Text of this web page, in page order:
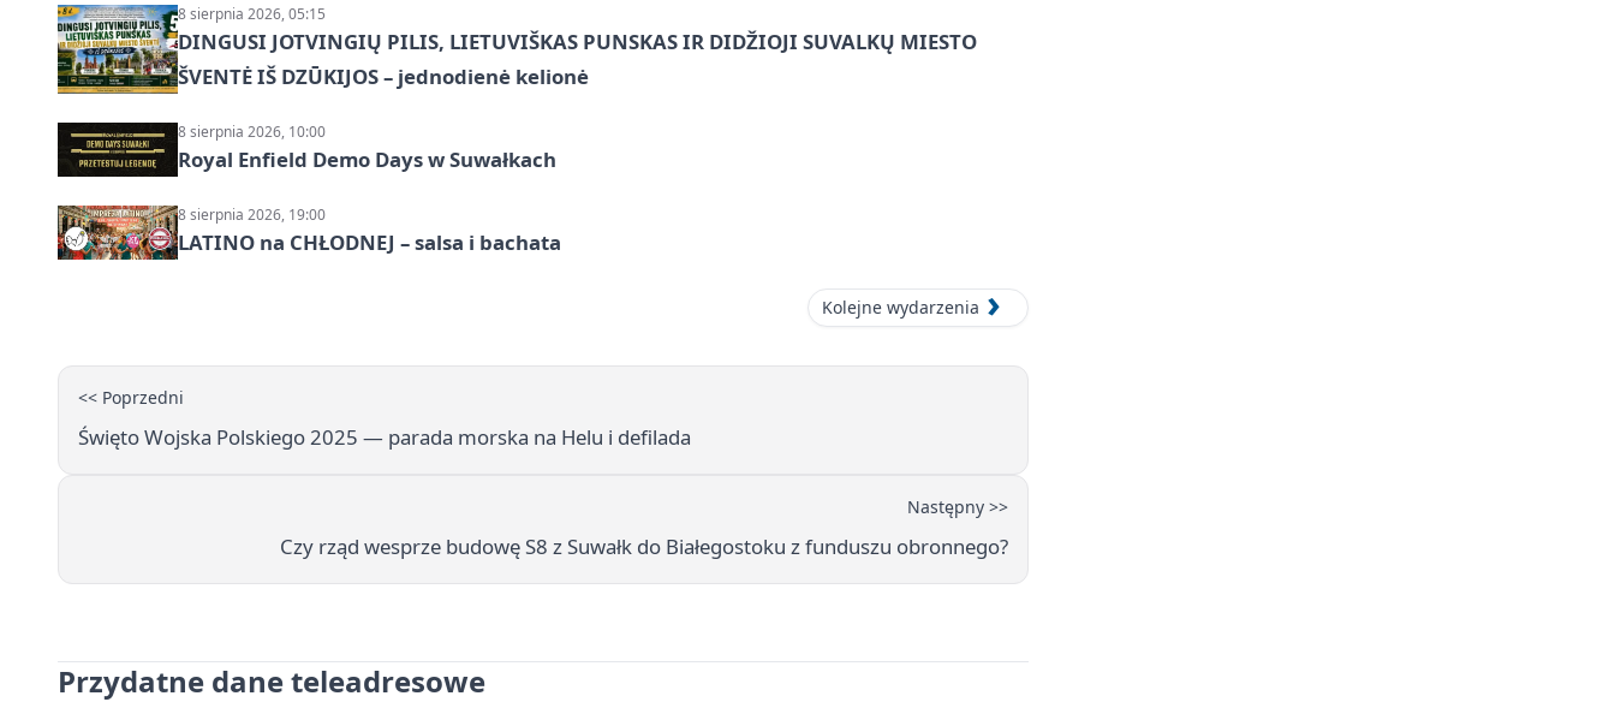
8 sierpnia 2026, 05:15
DINGUSI JOTVINGIŲ PILIS, LIETUVIŠKAS PUNSKAS IR DIDŽIOJI SUVALKŲ MIESTO
ŠVENTĖ IŠ DZŪKIJOS – jednodienė kelionė
8 sierpnia 2026, 10:00
Royal Enfield Demo Days w Suwałkach
8 sierpnia 2026, 19:00
LATINO na CHŁODNEJ – salsa i bachata
Kolejne wydarzenia
<< Poprzedni
Święto Wojska Polskiego 2025 — parada morska na Helu i defilada
Następny >>
Czy rząd wesprze budowę S8 z Suwałk do Białegostoku z funduszu obronnego?
Przydatne dane teleadresowe